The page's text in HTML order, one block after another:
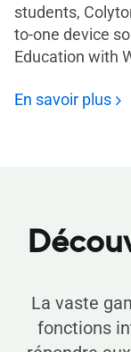
students,
to-one device
Education with
En savoir plus
La vaste
fonctions